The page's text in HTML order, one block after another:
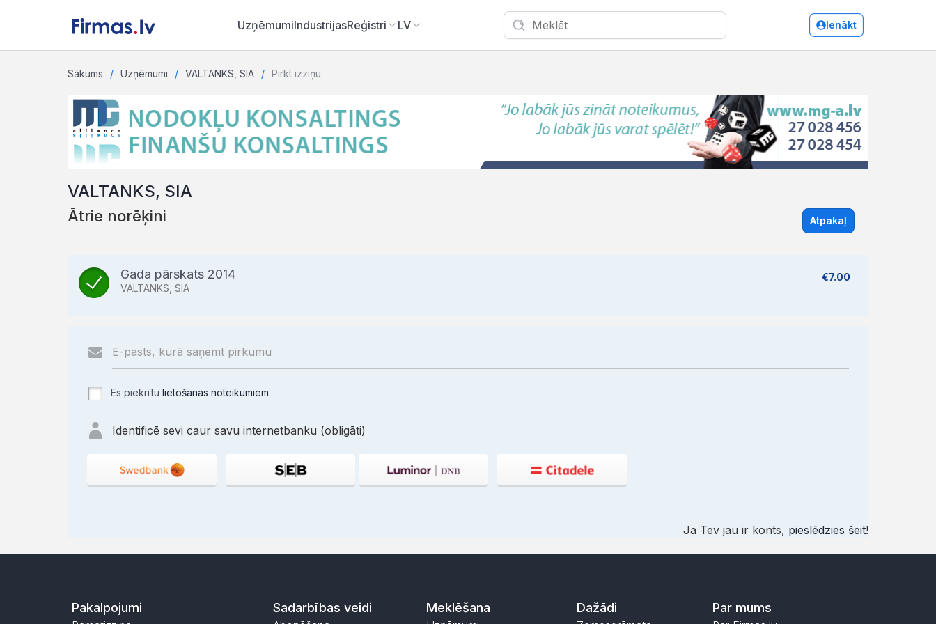
UzņēmumiIndustrijasReģistri LV Ienākt
Sākums Uzņēmumi VALTANKS, SIA Pirkt izziņu
VALTANKS, SIA
Ātrie norēķini Atpakaļ
Gada pārskats 2014
VALTANKS, SIA
€7.00
Es piekrītu lietošanas noteikumiem
Identificē sevi caur savu internetbanku (obligāti)
Ja Tev jau ir konts, pieslēdzies šeit!
Pakalpojumi Sadarbības veidi Meklēšana Dažādi Par mums